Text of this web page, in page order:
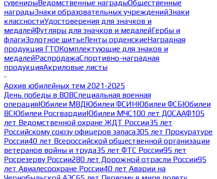
сувенирыВедомственные наградыОбщественные
наградыЗнаки образовательных учрежденийЗнаки
классностиУдостоверения для значков и
медалейФутляры для значков и медалейГербы и
флагиЗолотное шитьеЛенты орденскиеНаградная
продукция ГТОКомплектующие для знаков и
медалейРаспродажаСпортивно-наградная
продукцияАкриловые листы
-
Архив юбилейных тем 2021-2025
День победы в ВОВСпециальная военная
операцияЮбилеи МВДЮбилеи ФСИНЮбилеи ФСБЮбилеи
ВСЮбилеи РосгвардииЮбилеи МЧС100 лет ДОСААФ105
лет Ведомственной охране ЖДТ России35 лет
Российскому союзу офицеров запаса305 лет Прокуратуре
России40 лет Всероссийской общественной организации
ветеранов войны и труда35 лет ФТС России95 лет
Росрезерву России280 лет Дорожной отрасли России95
лет Авиалесоохране России40 лет Аварии на